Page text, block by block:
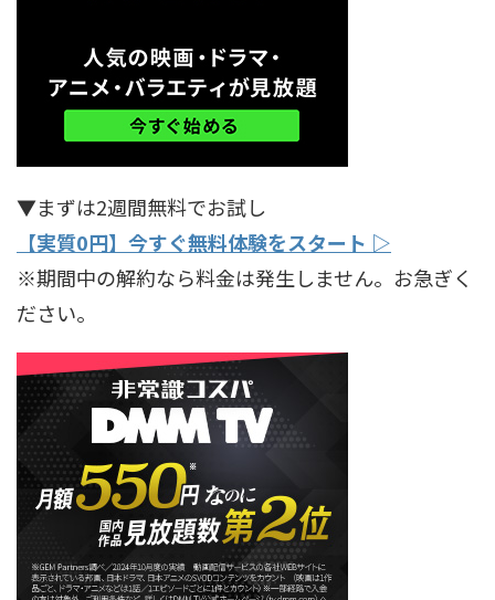
▼まずは2週間無料でお試し
【実質0円】今すぐ無料体験をスタート ▷
※期間中の解約なら料金は発生しません。お急ぎく
ださい。